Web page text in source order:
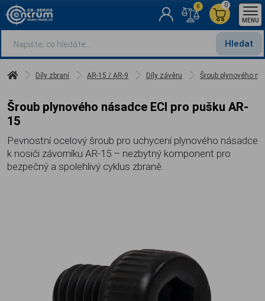
Hledat
0
0
MENU
Díly zbraní AR-15 / AR-9 Díly závěru Šroub plynového
Šroub plynového násadce ECI pro pušku AR-
15
Pevnostní ocelový šroub pro uchycení plynového násadce
k nosiči závorníku AR-15 – nezbytný komponent pro
bezpečný a spolehlivý cyklus zbraně.